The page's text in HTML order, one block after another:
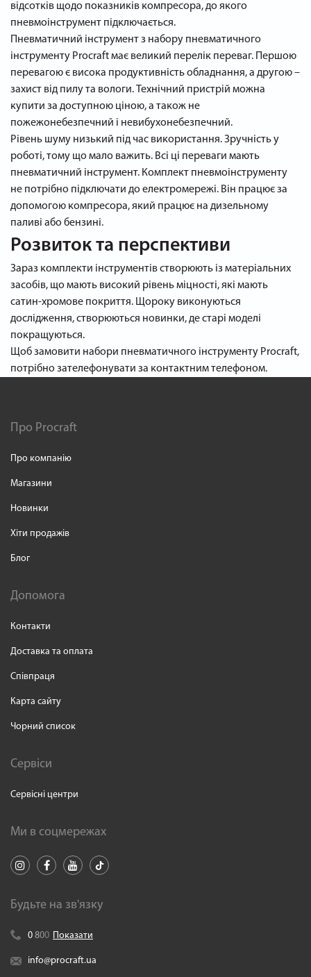
відсотків щодо показників компресора, до якого
пневмоінструмент підключається.
Пневматичний інструмент з набору пневматичного
інструменту Procraft має великий перелік переваг. Першою
перевагою є висока продуктивність обладнання, а другою –
захист від пилу та вологи. Технічний пристрій можна
купити за доступною ціною, а також не
пожежонебезпечний і невибухонебезпечний.
Рівень шуму низький під час використання. Зручність у
роботі, тому що мало важить. Всі ці переваги мають
пневматичний інструмент. Комплект пневмоінструменту
не потрібно підключати до електромережі. Він працює за
допомогою компресора, який працює на дизельному
паливі або бензині.
Розвиток та перспективи
Зараз комплекти інструментів створюють із матеріальних
засобів, що мають високий рівень міцності, які мають
сатин-хромове покриття. Щороку виконуються
дослідження, створюються новинки, де старі моделі
покращуються.
Щоб замовити набори пневматичного інструменту Procraft,
потрібно зателефонувати за контактним телефоном.
Про Procraft
Про компанію
Магазини
Новинки
Хіти продажів
Блог
Допомога
Контакти
Доставка та оплата
Співпраця
Карта сайту
Чорний список
Сервіси
Сервісні центри
Ми в соцмережах
Будьте на зв'язку
0 800 Показати
info@procraft.ua